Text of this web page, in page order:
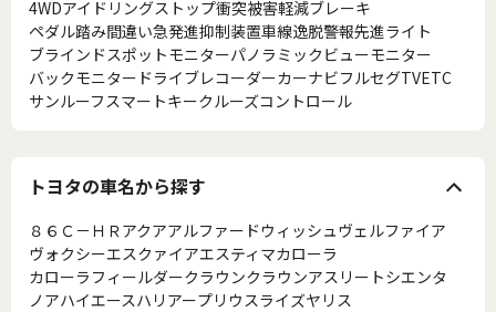
4WDアイドリングストップ衝突被害軽減ブレーキ
ペダル踏み間違い急発進抑制装置車線逸脱警報先進ライト
ブラインドスポットモニターパノラミックビューモニター
バックモニター ドライブレコーダーカーナビフルセグTVETC
サンルーフ スマートキークルーズコントロール
トヨタの車名から探す
８６ Ｃ－ＨＲ アクアアルファードウィッシュヴェルファイア
ヴォクシーエスクァイアエスティマカローラ
カローラフィールダークラウンクラウンアスリートシエンタ
ノアハイエースハリアープリウスライズヤリス